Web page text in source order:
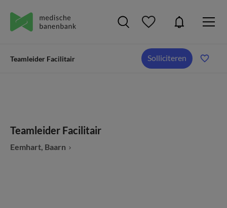
Teamleider Facilitair Solliciteren
Teamleider Facilitair
Eemhart, Baarn